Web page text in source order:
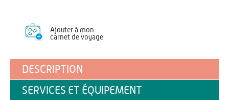
Ajouter à mon
carnet de voyage
DESCRIPTION
SERVICES ET ÉQUIPEMENT